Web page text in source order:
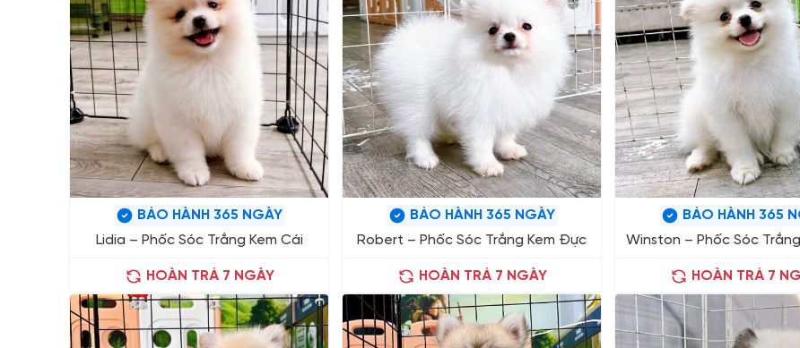
BẢO HÀNH 365 NGÀY
Lidia – Phốc Sóc Trắng Kem Cái
HOÀN TRẢ 7 NGÀY
BẢO HÀNH 365 NGÀY
Robert – Phốc Sóc Trắng Kem Đực
HOÀN TRẢ 7 NGÀY
BẢO HÀNH 365
Winston – Phốc Sóc
HOÀN TRẢ 7